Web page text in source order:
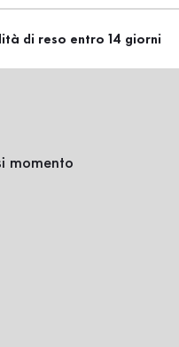
di reso entro 14 giorni
momento